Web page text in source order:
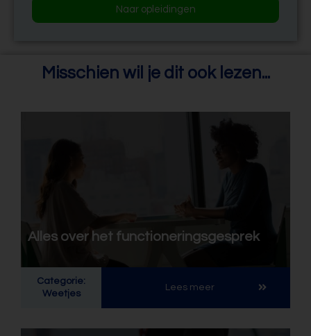
Naar opleidingen
Misschien wil je dit ook lezen...
Alles over het functioneringsgesprek
Categorie:
Weetjes
Lees meer